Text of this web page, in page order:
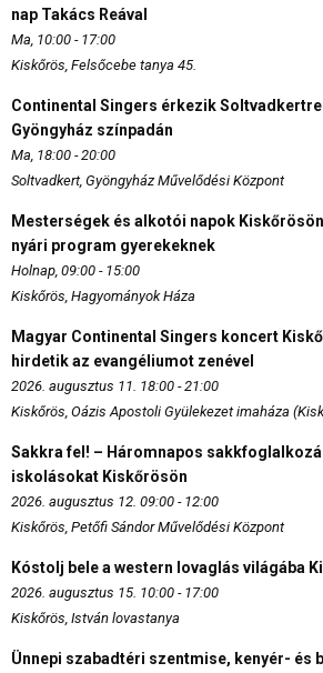
nap Takács Reával
Ma, 10:00 - 17:00
Kiskőrös, Felsőcebe tanya 45.
Continental Singers érkezik Soltvadkertre
Gyöngyház színpadán
Ma, 18:00 - 20:00
Soltvadkert, Gyöngyház Művelődési Központ
Mesterségek és alkotói napok
nyári program gyerekeknek
Holnap, 09:00 - 15:00
Kiskőrös, Hagyományok Háza
Magyar Continental Singers koncert
hirdetik az evangéliumot zenével
2026. augusztus 11. 18:00 - 21:00
Kiskőrös, Oázis Apostoli Gyülekezet imaháza
Sakkra fel! – Háromnapos
iskolásokat Kiskőrösön
2026. augusztus 12. 09:00 - 12:00
Kiskőrös, Petőfi Sándor Művelődési Központ
Kóstolj bele a western lovaglás világába
2026. augusztus 15. 10:00 - 17:00
Kiskőrös, István lovastanya
Ünnepi szabadtéri szentmise, kenyér- és